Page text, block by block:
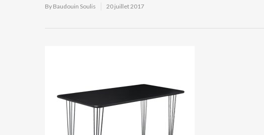
By Baudouin Soulis 20 juillet 2017